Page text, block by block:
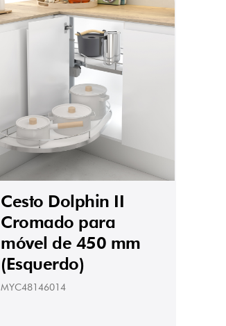
Cesto Dolphin II
Cromado para
móvel de 450 mm
(Esquerdo)
MYC48146014